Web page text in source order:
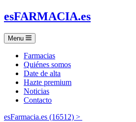
esFARMACIA.es
Menu
Farmacias
Quiénes somos
Date de alta
Hazte premium
Noticias
Contacto
esFarmacia.es (16512) >